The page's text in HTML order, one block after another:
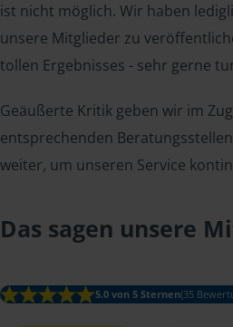
ist nicht möglich. Wir haben
unsere Mitglieder zu
tollen Ergebnisses - sehr gerne
Geäußerte Kritik geben wir im
entsprechenden
weiter, um unseren Service
Das sagen unsere
5.0 von 5 Sternen(35